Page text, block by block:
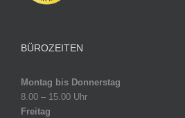
BÜROZEITEN
Montag bis Donnerstag
8.00 – 15.00 Uhr
Freitag